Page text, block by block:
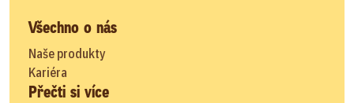
Všechno o nás
Naše produkty
Kariéra
Přečti si více